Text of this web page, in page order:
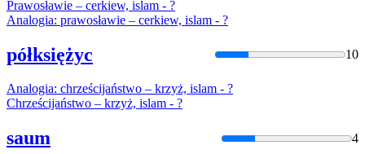
Prawosławie – cerkiew, islam - ?
Analogia: prawosławie – cerkiew, islam - ?
półksiężyc 10
Analogia: chrześcijaństwo – krzyż, islam - ?
Chrześcijaństwo – krzyż, islam - ?
saum 4